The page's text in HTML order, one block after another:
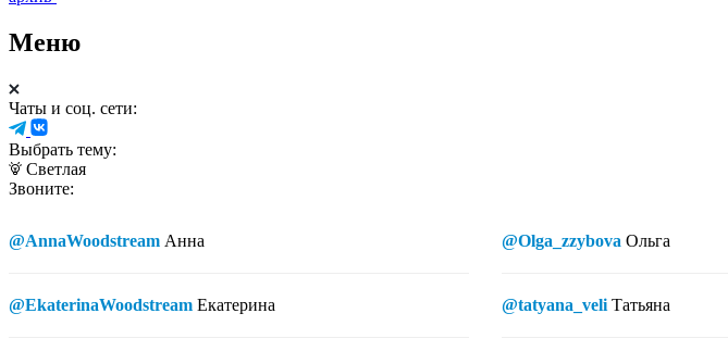
Меню
Чаты и соц. сети:
Выбрать тему:
Светлая
Звоните:
@AnnaWoodstream Анна
@EkaterinaWoodstream Екатерина
@Olga_zzybova Ольга
@tatyana_veli Татьяна